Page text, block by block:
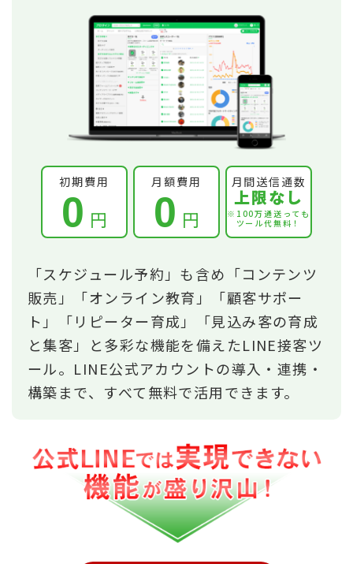
初期費用
0 円
月額費用
0 円
月間送信通数
上限なし
※100万通送っても
ツール代無料！
「スケジュール予約」も含め「コンテンツ
販売」「オンライン教育」「顧客サポー
ト」「リピーター育成」「見込み客の育成
と集客」と多彩な機能を備えたLINE接客ツ
ール。LINE公式アカウントの導入・連携・
構築まで、すべて無料で活用できます。